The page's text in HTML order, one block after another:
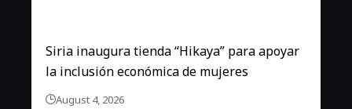
Siria inaugura tienda “Hikaya” para apoyar
la inclusión económica de mujeres
August 4, 2026